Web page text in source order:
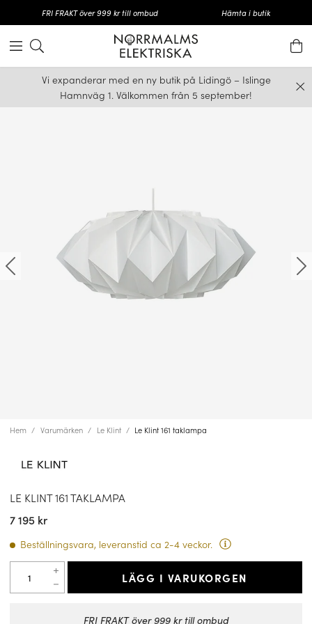
FRI FRAKT över 999 kr till ombud Hämta i butik
Vi expanderar med en ny butik på Lidingö – Islinge
Hamnväg 1. Välkommen från 5 september!
Hem Varumärken Le Klint Le Klint 161 taklampa
LE KLINT 161 TAKLAMPA
7 195 kr
Beställningsvara, leveranstid ca 2-4 veckor.
LÄGG I VARUKORGEN
FRI FRAKT över 999 kr till ombud